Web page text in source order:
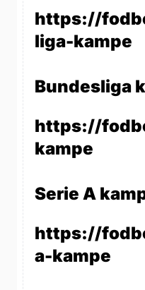
https://
liga-kampe
Bundesliga
https://
kampe
Serie A
https://
a-kampe